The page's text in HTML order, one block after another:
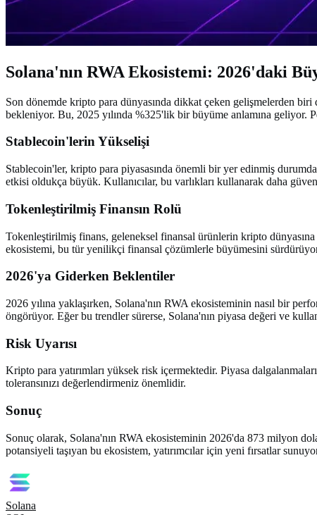
Solana'nın RWA Ekosistemi: 2026'daki
Son dönemde kripto para dünyasında dikkat çeken gelişmelerden
bekleniyor. Bu, 2025 yılında %325'lik bir büyüme anlamına geliyor.
Stablecoin'lerin Yükselişi
Stablecoin'ler, kripto para piyasasında önemli bir yer edinmiş
etkisi oldukça büyük. Kullanıcılar, bu varlıkları kullanarak daha
Tokenleştirilmiş Finansın Rolü
Tokenleştirilmiş finans, geleneksel finansal ürünlerin kripto dünyasına
ekosistemi, bu tür yenilikçi finansal çözümlerle büyümesini
2026'ya Giderken Beklentiler
2026 yılına yaklaşırken, Solana'nın RWA ekosisteminin nasıl bir
öngörüyor. Eğer bu trendler sürerse, Solana'nın piyasa değeri ve
Risk Uyarısı
Kripto para yatırımları yüksek risk içermektedir. Piyasa
toleransınızı değerlendirmeniz önemlidir.
Sonuç
Sonuç olarak, Solana'nın RWA ekosisteminin 2026'da 873 milyon
potansiyeli taşıyan bu ekosistem, yatırımcılar için yeni fırsatlar
Solana